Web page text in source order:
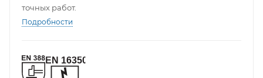
точных работ.
Подробности